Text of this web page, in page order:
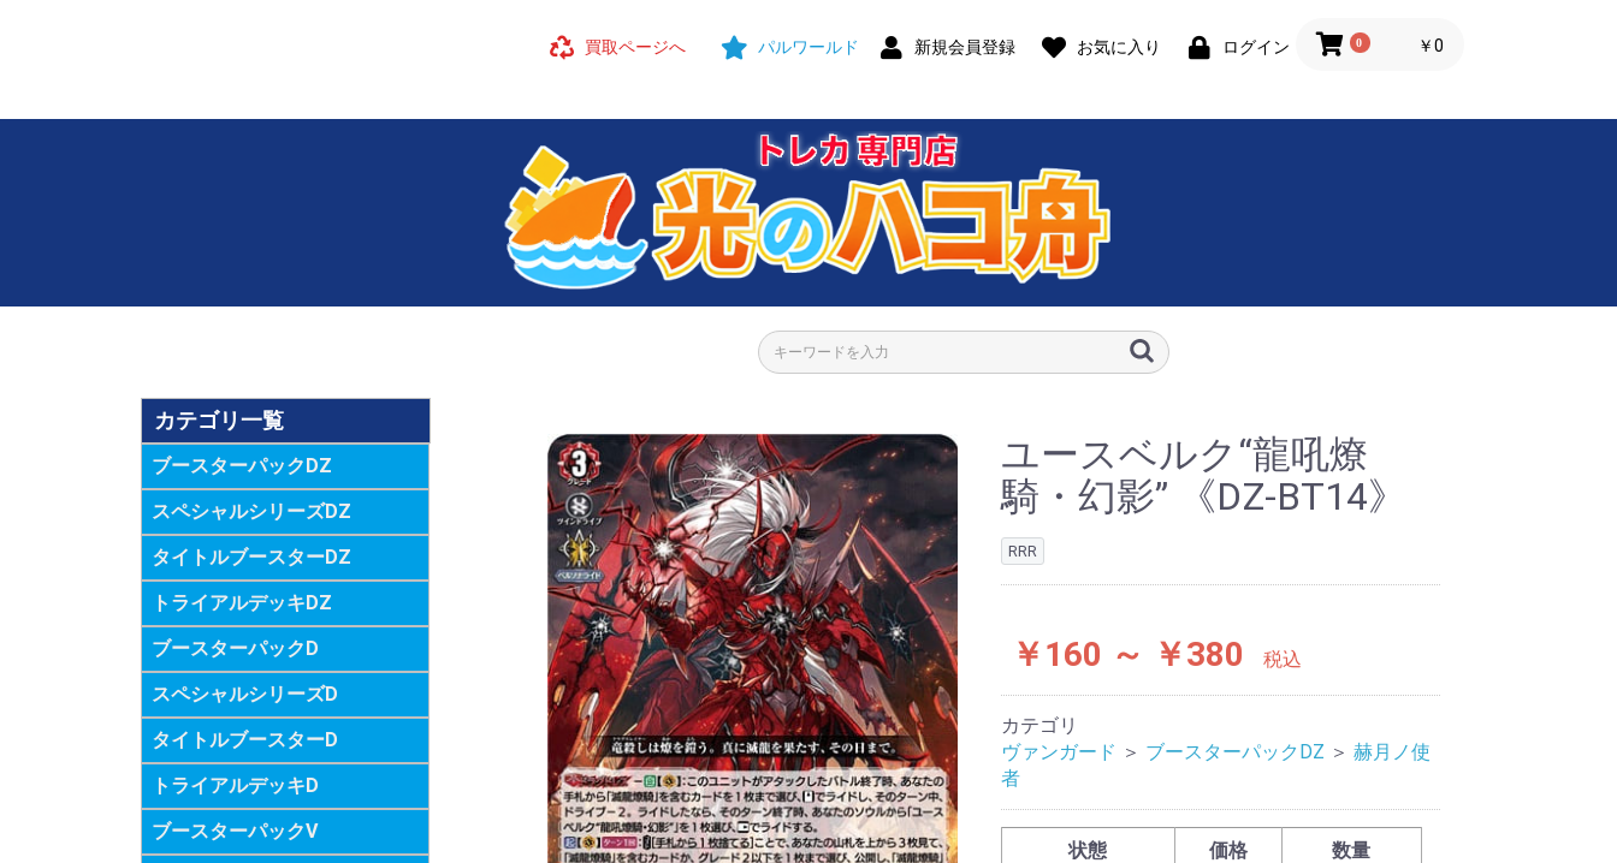
買取ページへ パルワールド 新規会員登録 お気に入り ログイン 0 ￥0
カテゴリ一覧
ブースターパックDZ
スペシャルシリーズDZ
タイトルブースターDZ
トライアルデッキDZ
ブースターパックD
スペシャルシリーズD
タイトルブースターD
トライアルデッキD
ブースターパックV
ユースベルク“龍吼燎
騎・幻影” 《DZ-BT14》
RRR
￥160 ～ ￥380 税込
カテゴリ
ヴァンガード ＞ ブースターパックDZ ＞ 赫月ノ使
者
状態 価格 数量